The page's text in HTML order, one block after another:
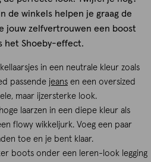
de winkels helpen je graag de
jouw zelfvertrouwen een boost
het Shoeby-effect.
in een neutrale kleur zoals
passende jeans en een oversized
maar ijzersterke look.
laarzen in een diepe kleur als
flowy wikkeljurk. Voeg een paar
toe en je bent klaar.
boots onder een leren-look legging